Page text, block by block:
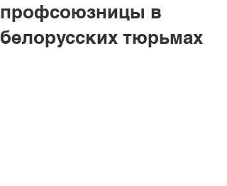
профсоюзницы в
белорусских тюрьмах